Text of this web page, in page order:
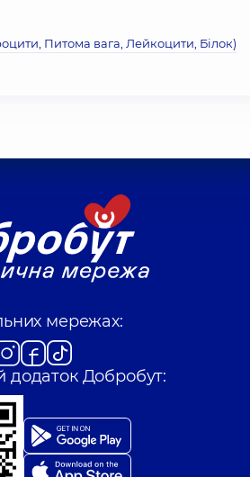
Питома вага, Лейкоцити, Бiлок)
мережах:
додаток Добробут: